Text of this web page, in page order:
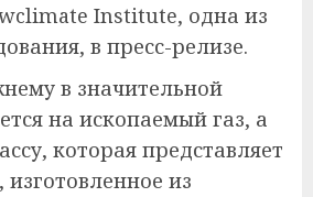
Institute, одна из
в пресс-релизе.
в значительной
на ископаемый газ, а
которая представляет
из